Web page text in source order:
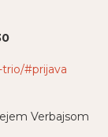
#prijava
Verbajsom